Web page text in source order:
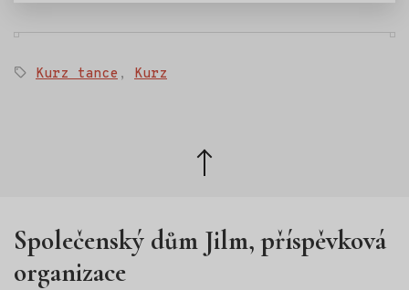
Paul Dance, která předvede show-dance choreografie
i poslechu zahraje živá hudba.
Štítky:
Kurz tance , Kurz
Zpět
nahoru
Společenský dům Jilm, příspěvková
organizace